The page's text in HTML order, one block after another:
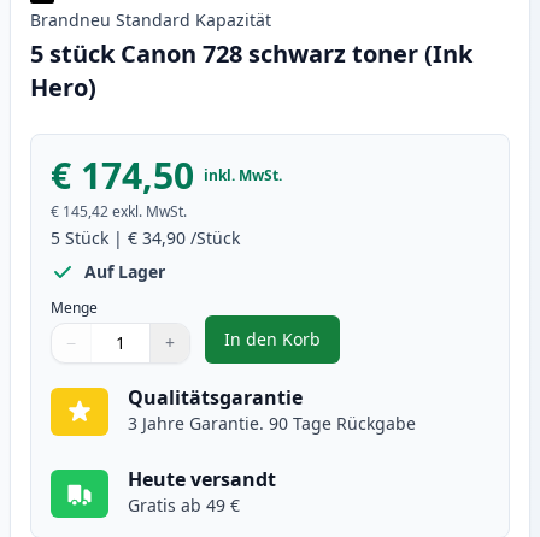
Brandneu Standard Kapazität
5 stück Canon 728 schwarz toner (Ink
Hero)
€ 174,50 inkl. MwSt.
€ 145,42exkl. MwSt.
5 Stück | € 34,90 /Stück
Auf Lager
Menge
Verwenden Sie die Tasten, um anzupassen
− +
1
In den Korb
, 5 stück Canon 728 schwarz
Qualitätsgarantie
3 Jahre Garantie. 90 Tage Rückgabe
Heute versandt
Gratis ab 49 €